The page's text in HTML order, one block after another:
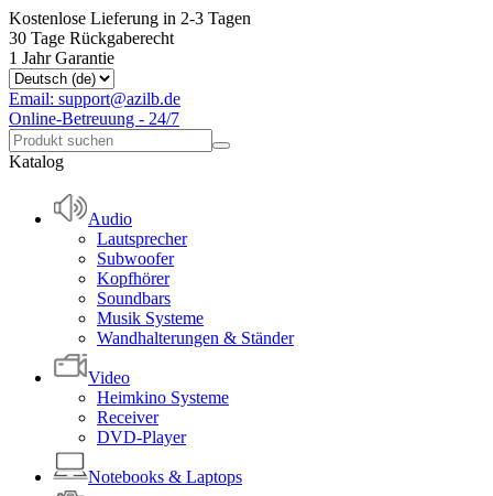
Kostenlose Lieferung in 2-3 Tagen
30 Tage Rückgaberecht
1 Jahr Garantie
Email: support@azilb.de
Online-Betreuung - 24/7
Katalog
Audio
Lautsprecher
Subwoofer
Kopfhörer
Soundbars
Musik Systeme
Wandhalterungen & Ständer
Video
Heimkino Systeme
Receiver
DVD-Player
Notebooks & Laptops